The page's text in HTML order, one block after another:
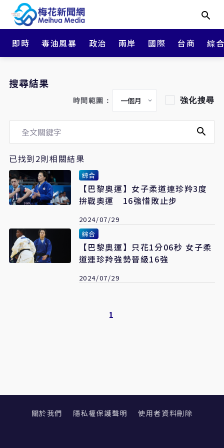
即時 毒油風暴 政治 兩岸 國際 台商 綜
搜尋結果
時間範圍： 強化搜尋
已找到2則相關結果
綜合
【巴黎奧運】女子柔道連珍羚3度
拚戰奧運 16強惜敗止步
2024/07/29
綜合
【巴黎奧運】只花1分06秒 女子柔
道連珍羚強勢晉級16強
2024/07/29
1
關於我們 隱私權保護聲明 使用者資料刪除